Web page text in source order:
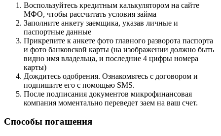
Воспользуйтесь кредитным калькулятором на сайте
МФО, чтобы рассчитать условия займа
Заполните анкету заемщика, указав личные и
паспортные данные
Прикрепите к анкете фото главного разворота паспорта
и фото банковской карты (на изображении должно быть
видно имя владельца, и последние 4 цифры номера
карты)
Дождитесь одобрения. Ознакомьтесь с договором и
подпишите его с помощью SMS.
После подписания документов микрофинансовая
компания моментально переведет заем на ваш счет.
Способы погашения